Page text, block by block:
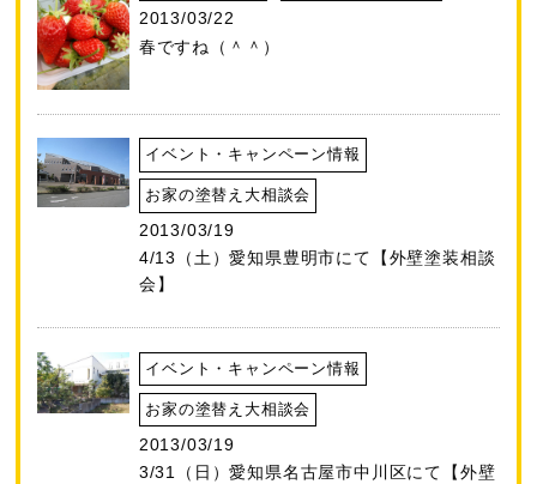
2013/03/22
春ですね（＾＾）
イベント・キャンペーン情報
お家の塗替え大相談会
2013/03/19
4/13（土）愛知県豊明市にて【外壁塗装相談
会】
イベント・キャンペーン情報
お家の塗替え大相談会
2013/03/19
3/31（日）愛知県名古屋市中川区にて【外壁